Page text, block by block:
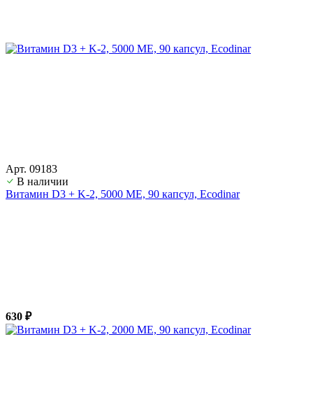
Арт. 09183
В наличии
Витамин D3 + K-2, 5000 ME, 90 капсул, Ecodinar
630 ₽